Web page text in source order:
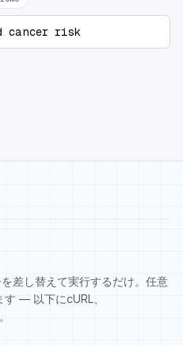
差し替えて実行するだけ。任意
— 以下にcURL、